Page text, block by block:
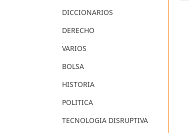
DICCIONARIOS
DERECHO
VARIOS
BOLSA
HISTORIA
POLITICA
TECNOLOGIA DISRUPTIVA